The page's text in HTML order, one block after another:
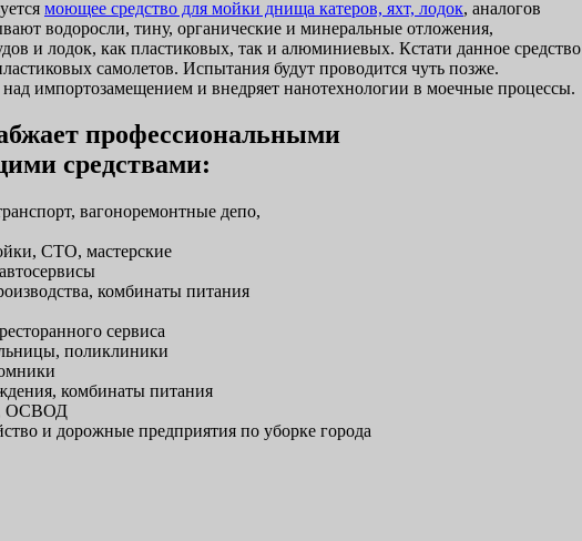
моющее средство для мойки днища катеров, яхт, лодок, аналогов
водоросли, тину, органические и минеральные отложения,
и лодок, как пластиковых, так и алюминиевых. Кстати данное средство
самолетов. Испытания будут проводится чуть позже.
импортозамещением и внедряет нанотехнологии в моечные процессы.
профессиональными
средствами:
вагоноремонтные депо,
СТО, мастерские
комбинаты питания
сервиса
поликлиники
комбинаты питания
ОСВОД
и дорожные предприятия по уборке города